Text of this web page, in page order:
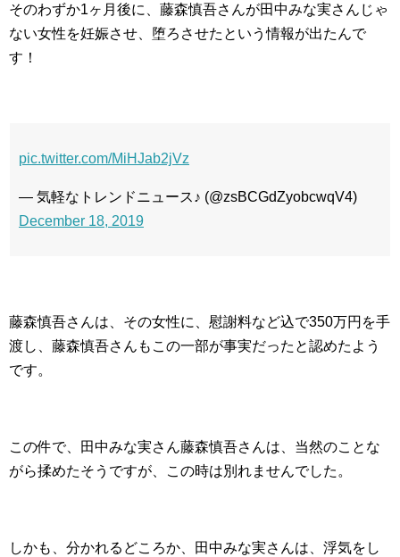
そのわずか1ヶ月後に、藤森慎吾さんが田中みな実さんじゃ
ない女性を妊娠させ、堕ろさせたという情報が出たんで
す！
pic.twitter.com/MiHJab2jVz
— 気軽なトレンドニュース♪ (@zsBCGdZyobcwqV4)
December 18, 2019
藤森慎吾さんは、その女性に、慰謝料など込で350万円を手
渡し、藤森慎吾さんもこの一部が事実だったと認めたよう
です。
この件で、田中みな実さん藤森慎吾さんは、当然のことな
がら揉めたそうですが、この時は別れませんでした。
しかも、分かれるどころか、田中みな実さんは、浮気をし